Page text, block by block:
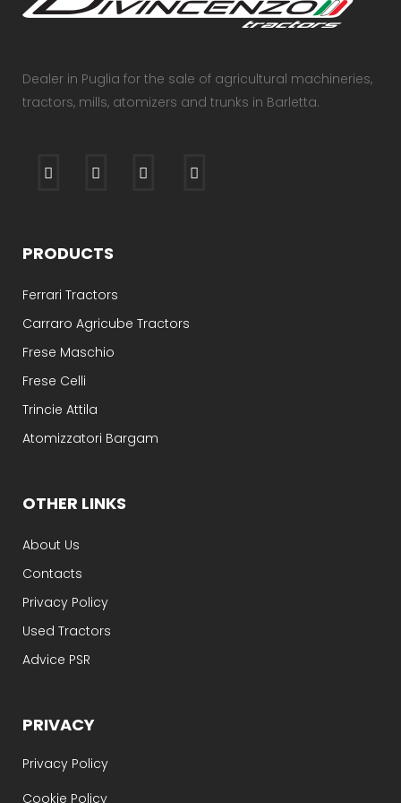
Dealer in Puglia for the sale of agricultural machineries,
tractors, mills, atomizers and trunks in Barletta.
PRODUCTS
Ferrari Tractors
Carraro Agricube Tractors
Frese Maschio
Frese Celli
Trincie Attila
Atomizzatori Bargam
OTHER LINKS
About Us
Contacts
Privacy Policy
Used Tractors
Advice PSR
PRIVACY
Privacy Policy
Cookie Policy